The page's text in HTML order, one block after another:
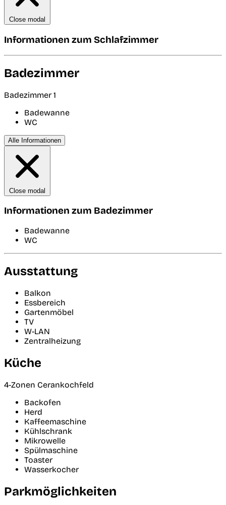
Close modal
Informationen zum Schlafzimmer
Badezimmer
Badezimmer 1
Badewanne
WC
Alle Informationen
Close modal
Informationen zum Badezimmer
Badewanne
WC
Ausstattung
Balkon
Essbereich
Gartenmöbel
TV
W-LAN
Zentralheizung
Küche
4-Zonen Cerankochfeld
Backofen
Herd
Kaffeemaschine
Kühlschrank
Mikrowelle
Spülmaschine
Toaster
Wasserkocher
Parkmöglichkeiten